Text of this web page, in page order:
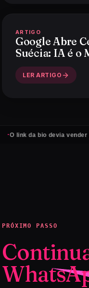
ARTIGO
Google Abre
Suécia: IA é o
LER ARTIGO
bio devia vender por ti
PRÓXIMO PASSO